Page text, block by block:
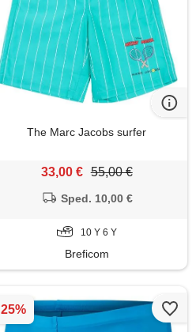
The Marc Jacobs surfer
33,00 € 55,00 €
Sped. 10,00 €
10 Y 6 Y
Breficom